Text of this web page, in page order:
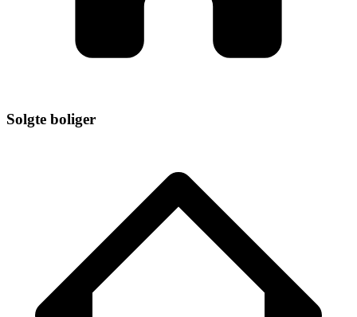
Solgte boliger